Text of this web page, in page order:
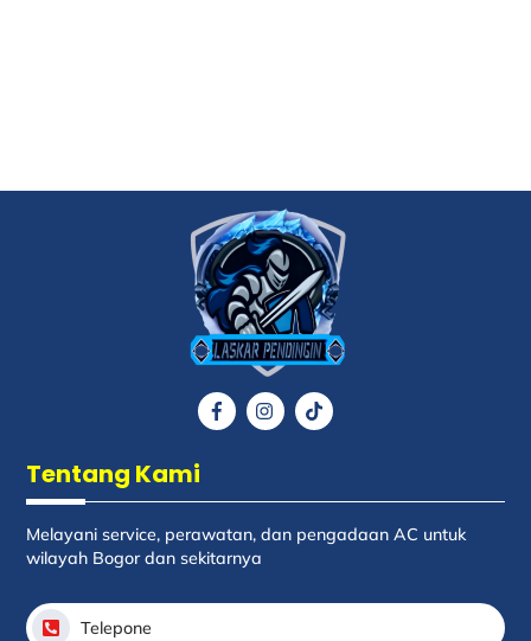
Icon
Icon
Icon
Tentang Kami
Melayani service, perawatan, dan pengadaan AC untuk
wilayah Bogor dan sekitarnya
Telepone